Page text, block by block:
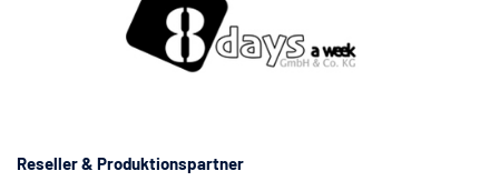
Reseller & Produktionspartner